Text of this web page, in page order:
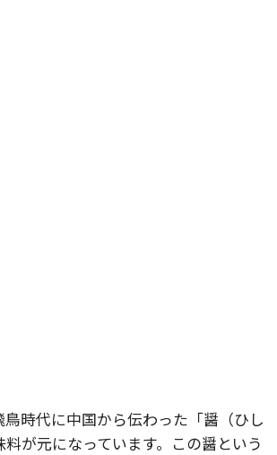
時代に中国から伝わった「醤（ひし
が元になっています。この醤という